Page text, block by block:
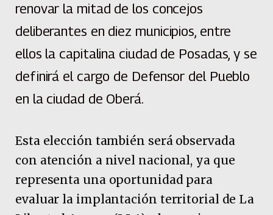
renovar la mitad de los concejos
deliberantes en diez municipios, entre
ellos la capitalina ciudad de Posadas, y se
definirá el cargo de Defensor del Pueblo
en la ciudad de Oberá.
Esta elección también será observada
con atención a nivel nacional, ya que
representa una oportunidad para
evaluar la implantación territorial de La